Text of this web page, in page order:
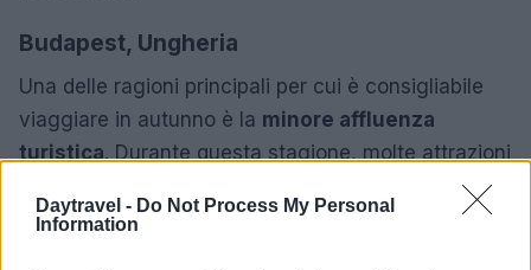
Daytravel - Do Not Process My Personal
Information
Budapest, Ungheria
Una delle ragioni principali per cui è consigliabile
viaggiare in autunno è la minore affluenza
turistica. Durante questa stagione, molte attrazioni
non sono affollate, consentendo di esplorare senza
dover affrontare lunghe code. Questo è